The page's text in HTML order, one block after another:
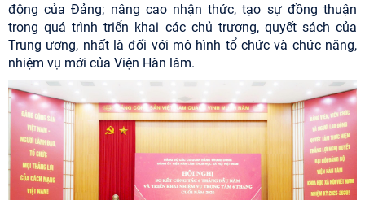
động của Đảng; nâng cao nhận thức, tạo sự đồng thuận
trong quá trình triển khai các chủ trương, quyết sách của
Trung ương, nhất là đối với mô hình tổ chức và chức năng,
nhiệm vụ mới của Viện Hàn lâm.